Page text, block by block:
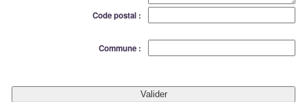
Code postal :
Commune :